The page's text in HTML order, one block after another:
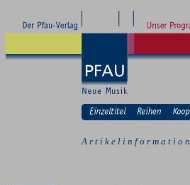
A r t i k e l i n f o r m a t i o n